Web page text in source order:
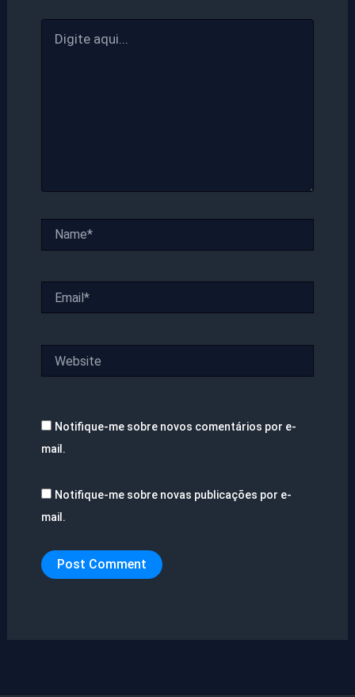
aqui...
Notifique-me sobre novos comentários por e-
mail.
Notifique-me sobre novas publicações por e-
mail.